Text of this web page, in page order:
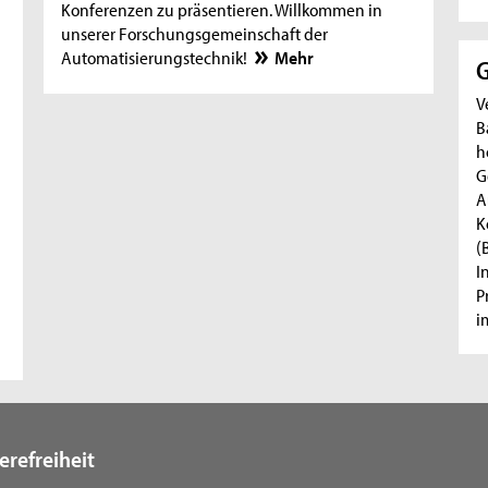
Konferenzen zu präsentieren. Willkommen in
unserer Forschungsgemeinschaft der
Automatisierungstechnik!
Mehr